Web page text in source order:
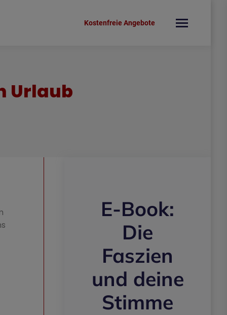
Kostenfreie Angebote
Urlaub
E-Book:
Die
Faszien
und deine
Stimme